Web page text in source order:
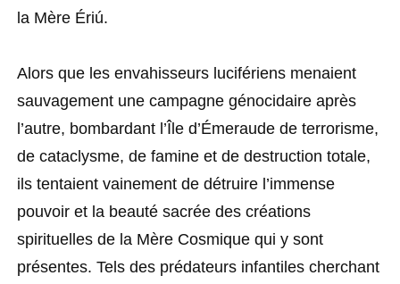
la Mère Ériú.
Alors que les envahisseurs lucifériens menaient
sauvagement une campagne génocidaire après
l’autre, bombardant l’Île d’Émeraude de terrorisme,
de cataclysme, de famine et de destruction totale,
ils tentaient vainement de détruire l’immense
pouvoir et la beauté sacrée des créations
spirituelles de la Mère Cosmique qui y sont
présentes. Tels des prédateurs infantiles cherchant